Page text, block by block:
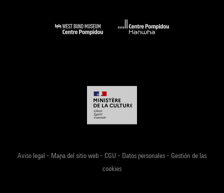
Aviso legal - Mapa del sitio web- CGU - Datos personales- Gestión de las
cookies